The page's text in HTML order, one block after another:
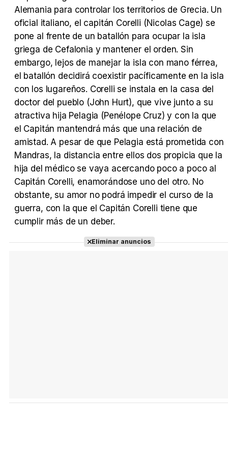
Tráiler 'Vida perra' (2026)
Tráiler Oficial en VOSE 'The Audacity'
Tráiler en español 'Outcome' (2026)
Tráiler 'Do Not Enter' (2026)
Alemania para controlar los territorios de Grecia. Un
oficial italiano, el capitán Corelli (Nicolas Cage) se
pone al frente de un batallón para ocupar la isla
griega de Cefalonia y mantener el orden. Sin
embargo, lejos de manejar la isla con mano férrea,
el batallón decidirá coexistir pacíficamente en la isla
con los lugareños. Corelli se instala en la casa del
doctor del pueblo (John Hurt), que vive junto a su
atractiva hija Pelagia (Penélope Cruz) y con la que
el Capitán mantendrá más que una relación de
amistad. A pesar de que Pelagia está prometida con
Mandras, la distancia entre ellos dos propicia que la
hija del médico se vaya acercando poco a poco al
Capitán Corelli, enamorándose uno del otro. No
obstante, su amor no podrá impedir el curso de la
guerra, con la que el Capitán Corelli tiene que
cumplir más de un deber.
Eliminar anuncios